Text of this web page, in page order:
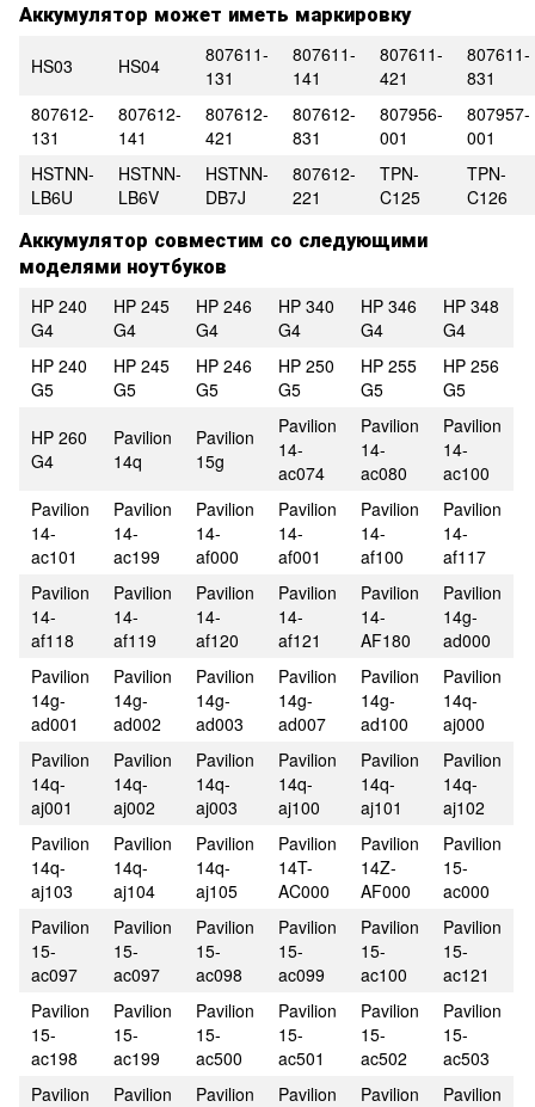
Аккумулятор может иметь маркировку
HS03 HS04
807611-
131
807611-
141
807611-
421
807611-
831
807612-
131
807612-
141
807612-
421
807612-
831
807956-
001
807957-
001
HSTNN-
LB6U
HSTNN-
LB6V
HSTNN-
DB7J
807612-
221
TPN-
C125
TPN-
C126
Аккумулятор совместим со следующими
моделями ноутбуков
HP 240
G4
HP 245
G4
HP 246
G4
HP 340
G4
HP 346
G4
HP 348
G4
HP 240
G5
HP 245
G5
HP 246
G5
HP 250
G5
HP 255
G5
HP 256
G5
HP 260
G4
Pavilion
14q
Pavilion
15g
Pavilion
14-
ac074
Pavilion
14-
ac080
Pavilion
14-
ac100
Pavilion
14-
ac101
Pavilion
14-
ac199
Pavilion
14-
af000
Pavilion
14-
af001
Pavilion
14-
af100
Pavilion
14-
af117
Pavilion
14-
af118
Pavilion
14-
af119
Pavilion
14-
af120
Pavilion
14-
af121
Pavilion
14-
AF180
Pavilion
14g-
ad000
Pavilion
14g-
ad001
Pavilion
14g-
ad002
Pavilion
14g-
ad003
Pavilion
14g-
ad007
Pavilion
14g-
ad100
Pavilion
14q-
aj000
Pavilion
14q-
aj001
Pavilion
14q-
aj002
Pavilion
14q-
aj003
Pavilion
14q-
aj100
Pavilion
14q-
aj101
Pavilion
14q-
aj102
Pavilion
14q-
aj103
Pavilion
14q-
aj104
Pavilion
14q-
aj105
Pavilion
14T-
AC000
Pavilion
14Z-
AF000
Pavilion
15-
ac000
Pavilion
15-
ac097
Pavilion
15-
ac097
Pavilion
15-
ac098
Pavilion
15-
ac099
Pavilion
15-
ac100
Pavilion
15-
ac121
Pavilion
15-
ac198
Pavilion
15-
ac199
Pavilion
15-
ac500
Pavilion
15-
ac501
Pavilion
15-
ac502
Pavilion
15-
ac503
Pavilion
Pavilion
Pavilion
Pavilion
Pavilion
Pavilion